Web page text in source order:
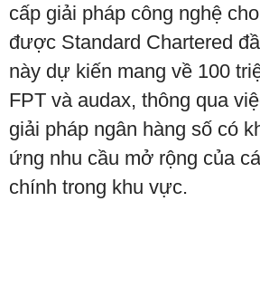
cấp giải pháp công nghệ
được Standard Chartered
này dự kiến mang về 100
FPT và audax, thông qua
giải pháp ngân hàng số có
ứng nhu cầu mở rộng của
chính trong khu vực.